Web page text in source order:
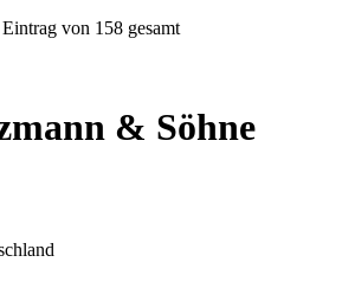
von 158 gesamt
& Söhne